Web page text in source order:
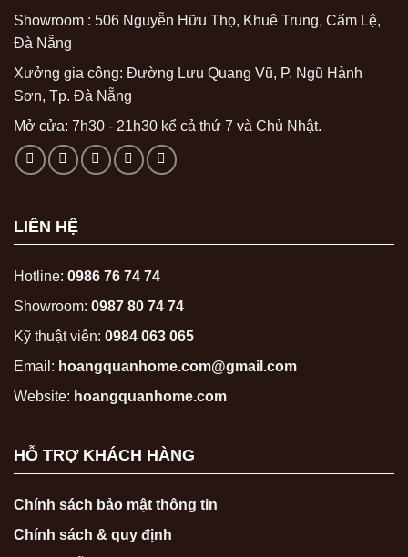
Showroom : 506 Nguyễn Hữu Thọ, Khuê Trung, Cẩm Lệ,
Đà Nẵng
Xưởng gia công: Đường Lưu Quang Vũ, P. Ngũ Hành
Sơn, Tp. Đà Nẵng
Mở cửa: 7h30 - 21h30 kể cả thứ 7 và Chủ Nhật.
LIÊN HỆ
Hotline: 0986 76 74 74
Showroom: 0987 80 74 74
Kỹ thuật viên: 0984 063 065
Email: hoangquanhome.com@gmail.com
Website: hoangquanhome.com
HỖ TRỢ KHÁCH HÀNG
Chính sách bảo mật thông tin
Chính sách & quy định